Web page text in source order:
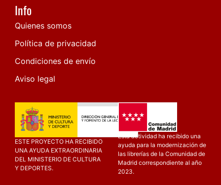
Info
Quienes somos
Política de privacidad
Condiciones de envío
Aviso legal
ESTE PROYECTO HA RECIBIDO
UNA AYUDA EXTRAORDINARIA
DEL MINISTERIO DE CULTURA
Y DEPORTES.
Esta actividad ha recibido una
ayuda para la modernización de
las librerías de la Comunidad de
Madrid correspondiente al año
2023.